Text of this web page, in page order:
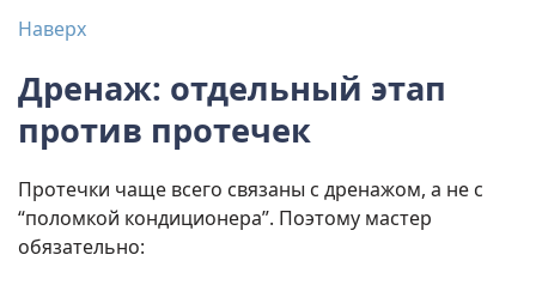
Наверх
Дренаж: отдельный этап
против протечек
Протечки чаще всего связаны с дренажом, а не с
“поломкой кондиционера”. Поэтому мастер
обязательно: